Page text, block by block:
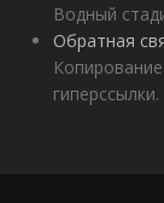
Водный
Обратная
гиперссылки.